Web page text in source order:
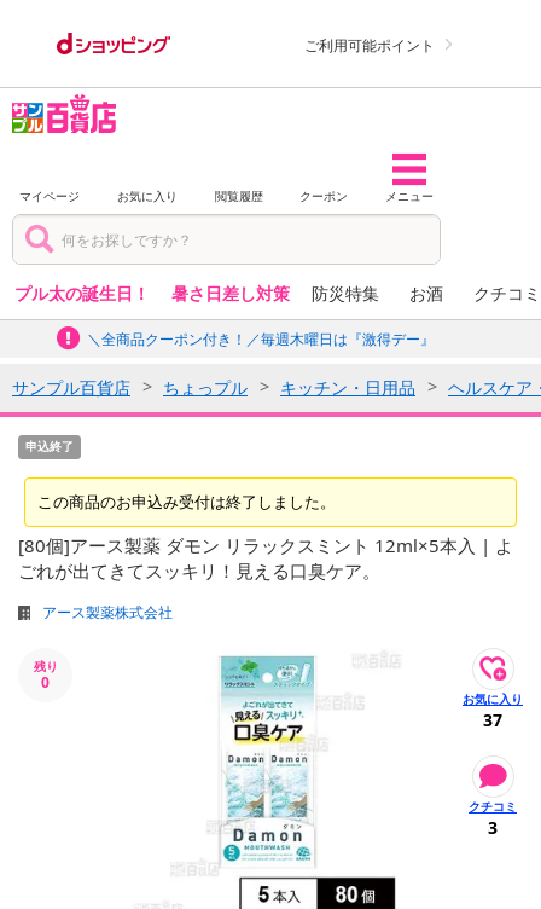
ご利用可能ポイント
マイページ お気に入り 閲覧履歴 クーポン メニュー
プル太の誕生日！ 暑さ日差し対策 防災特集 お酒 クチコ
＼全商品クーポン付き！／毎週木曜日は『激得デー』
サンプル百貨店 ちょっプル キッチン・日用品 ヘルスケア
申込終了
この商品のお申込み受付は終了しました。
[80個]アース製薬 ダモン リラックスミント 12ml×5本入 | よ
ごれが出てきてスッキリ！見える口臭ケア。
アース製薬株式会社
残り
0
37
3